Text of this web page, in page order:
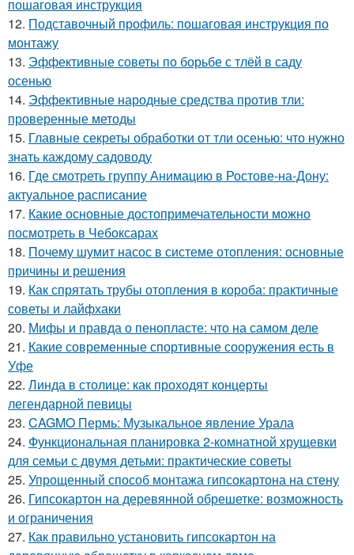
пошаговая инструкция
12. Подставочный профиль: пошаговая инструкция по
монтажу
13. Эффективные советы по борьбе с тлёй в саду
осенью
14. Эффективные народные средства против тли:
проверенные методы
15. Главные секреты обработки от тли осенью: что нужно
знать каждому садоводу
16. Где смотреть группу Анимацию в Ростове-на-Дону:
актуальное расписание
17. Какие основные достопримечательности можно
посмотреть в Чебоксарах
18. Почему шумит насос в системе отопления: основные
причины и решения
19. Как спрятать трубы отопления в короба: практичные
советы и лайфхаки
20. Мифы и правда о пенопласте: что на самом деле
21. Какие современные спортивные сооружения есть в
Уфе
22. Линда в столице: как проходят концерты
легендарной певицы
23. CAGMO Пермь: Музыкальное явление Урала
24. Функциональная планировка 2-комнатной хрущевки
для семьи с двумя детьми: практические советы
25. Упрощенный способ монтажа гипсокартона на стену
26. Гипсокартон на деревянной обрешетке: возможность
и ограничения
27. Как правильно установить гипсокартон на